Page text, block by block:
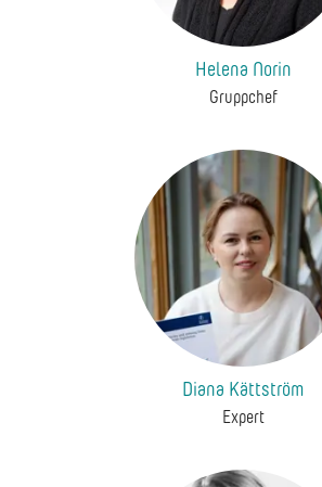
Helena Norin
Gruppchef
Diana Kättström
Expert